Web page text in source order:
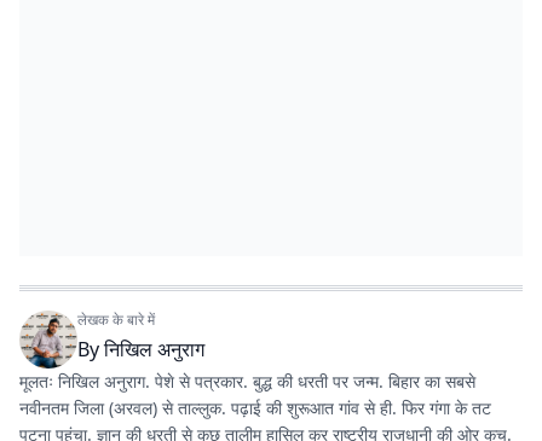
लेखक के बारे में
Byनिखिल अनुराग
मूलतः निखिल अनुराग. पेशे से पत्रकार. बुद्ध की धरती पर जन्म. बिहार का सबसे
नवीनतम जिला (अरवल) से ताल्लुक. पढ़ाई की शुरूआत गांव से ही. फिर गंगा के तट
पटना पहुंचा. ज्ञान की धरती से कुछ तालीम हासिल कर राष्ट्रीय राजधानी की ओर कूच.